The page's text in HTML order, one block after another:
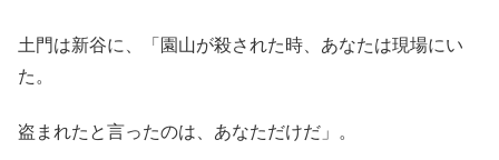
土門は新谷に、「園山が殺された時、あなたは現場にい
た。
盗まれたと言ったのは、あなただけだ」。